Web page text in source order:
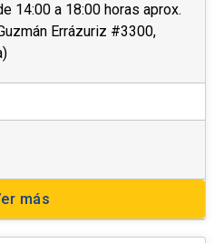
14:00 a 18:00 horas aprox.
Errázuriz #3300,
más